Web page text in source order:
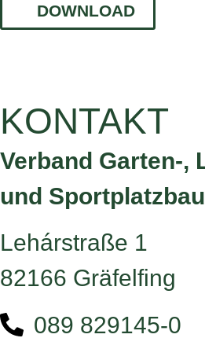
DOWNLOAD
KONTAKT
Verband Garten-,
und
Lehárstraße 1
82166 Gräfelfing
089 829145-0